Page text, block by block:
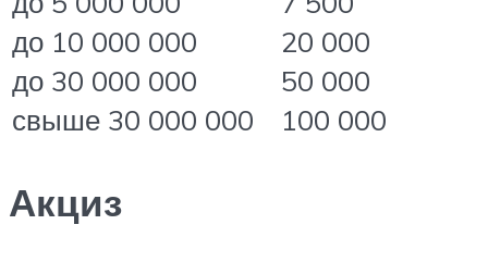
до 10 000 000
20 000
до 30 000 000
50 000
свыше 30 000 000
100 000
Акциз